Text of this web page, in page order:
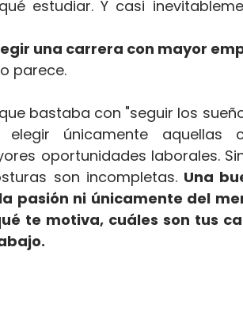
estudiar. Y casi
una carrera con mayor
parece.
bastaba con "seguir los
únicamente aquellas
oportunidades laborales.
son incompletas. Una
pasión ni únicamente del
te motiva, cuáles son tus